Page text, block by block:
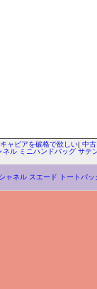
ャビアを破格で欲しい| 中
ネル ミニハンドバッグ サテ
シャネル スエード トートバ